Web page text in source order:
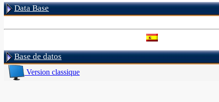
Data Base
Base de datos
Version classique